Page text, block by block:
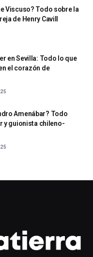
Viscuso? Todo sobre la
de Henry Cavill
en Sevilla: Todo lo que
el corazón de
Amenábar? Todo
y guionista chileno-